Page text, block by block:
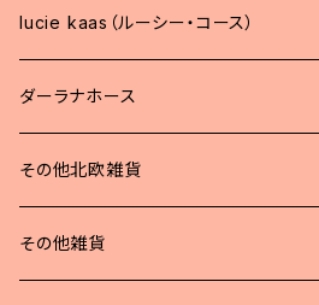
lucie kaas（ルーシー・コース）
ダーラナホース
その他北欧雑貨
その他雑貨